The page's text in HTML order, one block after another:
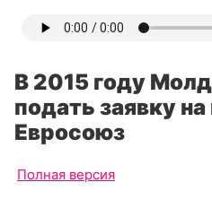
В 2015 году
подать заявку
Евросоюз
Полная версия